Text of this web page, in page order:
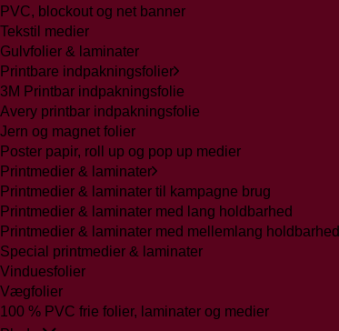
PVC, blockout og net banner
Tekstil medier
Gulvfolier & laminater
Printbare indpakningsfolier
3M Printbar indpakningsfolie
Avery printbar indpakningsfolie
Jern og magnet folier
Poster papir, roll up og pop up medier
Printmedier & laminater
Printmedier & laminater til kampagne brug
Printmedier & laminater med lang holdbarhed
Printmedier & laminater med mellemlang holdbarhed
Special printmedier & laminater
Vinduesfolier
Vægfolier
100 % PVC frie folier, laminater og medier